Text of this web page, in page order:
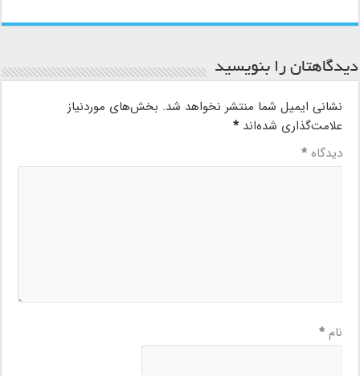
دیدگاهتان را بنویسید
نشانی ایمیل شما منتشر نخواهد شد. بخش‌های موردنیاز
علامت‌گذاری شده‌اند*
دیدگاه*
نام*